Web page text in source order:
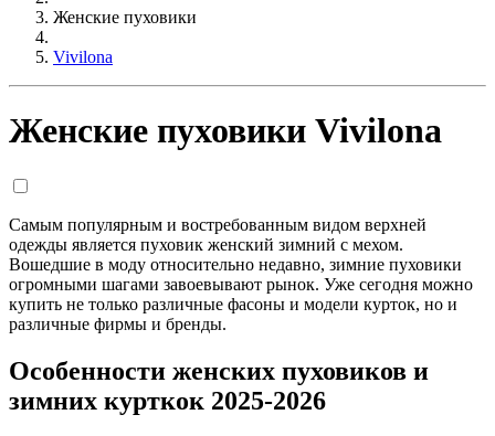
Женские пуховики
Vivilona
Женские пуховики Vivilona
Самым популярным и востребованным видом верхней
одежды является пуховик женский зимний с мехом.
Вошедшие в моду относительно недавно, зимние пуховики
огромными шагами завоевывают рынок. Уже сегодня можно
купить не только различные фасоны и модели курток, но и
различные фирмы и бренды.
Особенности женских пуховиков и
зимних курткок 2025-2026